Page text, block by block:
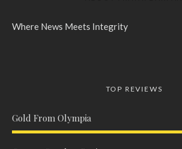
Where News Meets Integrity
TOP REVIEWS
Gold From Olympia